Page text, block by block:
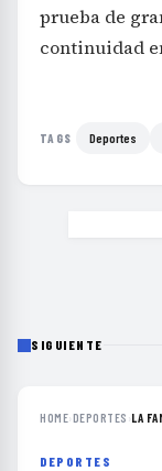
prueba de
continuidad
TAGS Deportes
SIGUIENTE
HOME›DEPORTES ›LA
DEPORTES